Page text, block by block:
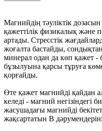
Магнийдің тәуліктік
қажеттілік физикалық және
артады. Стресстік
жоғалта бастайды,
минерал одан да көп қажет
бұзылуына қарсы тұруға
қорғайды.
Өте қажет магнийді қайдан
келеді - магний негізіндегі
жасушадағы магнийді
жақсартатын В